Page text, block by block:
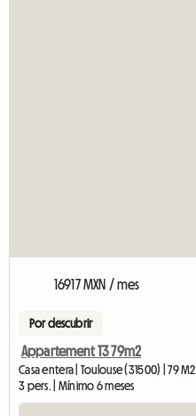
16917 MXN / mes
Por descubrir
Appartement T3 79m2
Casa entera | Toulouse (31500) | 79 M2
3 pers. | Mínimo 6 meses